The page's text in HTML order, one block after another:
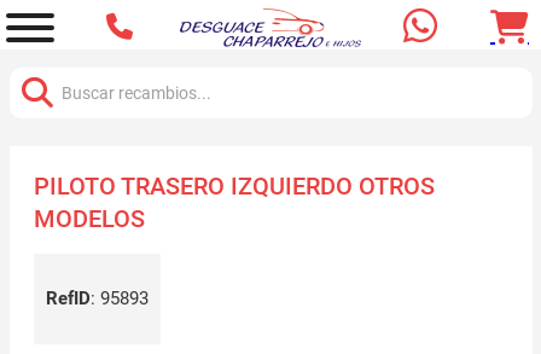
PILOTO TRASERO IZQUIERDO OTROS
MODELOS
RefID: 95893